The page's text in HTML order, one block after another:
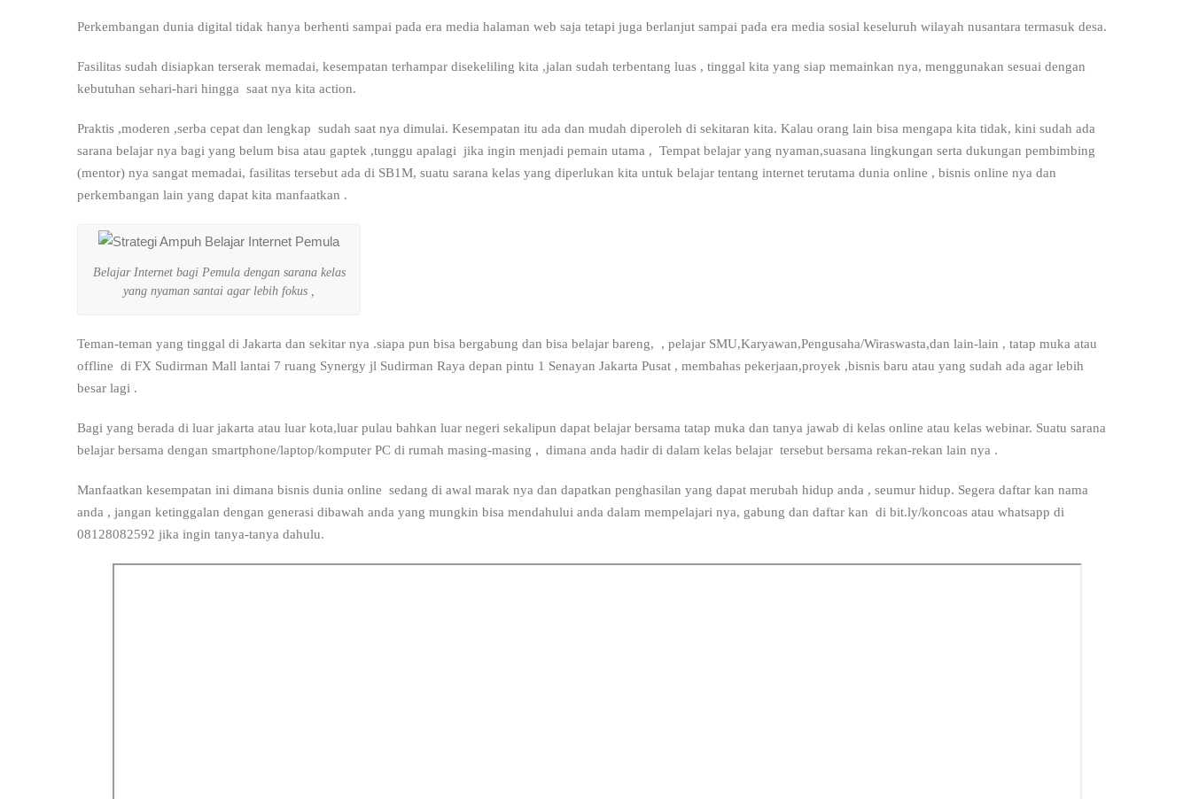
Perkembangan dunia digital tidak hanya berhenti sampai pada era media halaman web saja tetapi juga berlanjut sampai pada era media sosial keseluruh wilayah nusantara termasuk desa.
Fasilitas sudah disiapkan terserak memadai, kesempatan terhampar disekeliling kita ,jalan sudah terbentang luas , tinggal kita yang siap memainkan nya, menggunakan sesuai dengan
kebutuhan sehari-hari hingga saat nya kita action.
Praktis ,moderen ,serba cepat dan lengkap sudah saat nya dimulai. Kesempatan itu ada dan mudah diperoleh di sekitaran kita. Kalau orang lain bisa mengapa kita tidak, kini sudah ada
sarana belajar nya bagi yang belum bisa atau gaptek ,tunggu apalagi jika ingin menjadi pemain utama , Tempat belajar yang nyaman,suasana lingkungan serta dukungan pembimbing
(mentor) nya sangat memadai, fasilitas tersebut ada di SB1M, suatu sarana kelas yang diperlukan kita untuk belajar tentang internet terutama dunia online , bisnis online nya dan
perkembangan lain yang dapat kita manfaatkan .
Belajar Internet bagi Pemula dengan sarana kelas
yang nyaman santai agar lebih fokus ,
Teman-teman yang tinggal di Jakarta dan sekitar nya .siapa pun bisa bergabung dan bisa belajar bareng, , pelajar SMU,Karyawan,Pengusaha/Wiraswasta,dan lain-lain , tatap muka atau
offline di FX Sudirman Mall lantai 7 ruang Synergy jl Sudirman Raya depan pintu 1 Senayan Jakarta Pusat , membahas pekerjaan,proyek ,bisnis baru atau yang sudah ada agar lebih
besar lagi .
Bagi yang berada di luar jakarta atau luar kota,luar pulau bahkan luar negeri sekalipun dapat belajar bersama tatap muka dan tanya jawab di kelas online atau kelas webinar. Suatu sarana
belajar bersama dengan smartphone/laptop/komputer PC di rumah masing-masing , dimana anda hadir di dalam kelas belajar tersebut bersama rekan-rekan lain nya .
Manfaatkan kesempatan ini dimana bisnis dunia online sedang di awal marak nya dan dapatkan penghasilan yang dapat merubah hidup anda , seumur hidup. Segera daftar kan nama
anda , jangan ketinggalan dengan generasi dibawah anda yang mungkin bisa mendahului anda dalam mempelajari nya, gabung dan daftar kan di bit.ly/koncoas atau whatsapp di
08128082592 jika ingin tanya-tanya dahulu.